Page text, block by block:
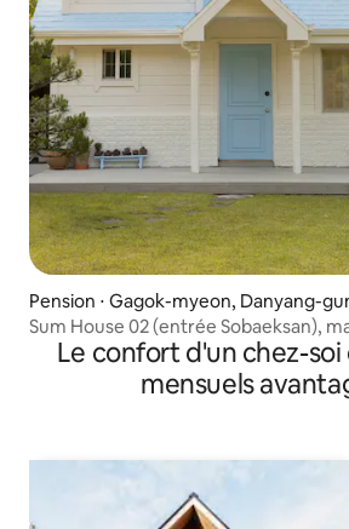
Pension ⋅ Gagok-myeon, Danyang-
Sum House 02 (entrée Sobaeksan),
entière
Le confort d'un chez-
mensuels